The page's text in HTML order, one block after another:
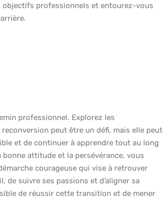
objectifs professionnels et entourez-vous
professionnel. Explorez les
reconversion peut être un défi, mais elle peut
et de continuer à apprendre tout au long
attitude et la persévérance, vous
courageuse qui vise à retrouver
de suivre ses passions et d’aligner sa
de réussir cette transition et de mener